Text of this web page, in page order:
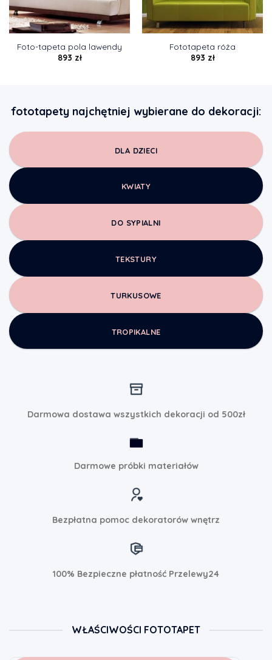
Foto-tapeta pola lawendy
893 zł
Fototapeta róża
893 zł
fototapety najchętniej wybierane do dekoracji:
DLA DZIECI
KWIATY
DO SYPIALNI
TEKSTURY
TURKUSOWE
TROPIKALNE
Darmowa dostawa wszystkich dekoracji od 500zł
Darmowe próbki materiałów
Bezpłatna pomoc dekoratorów wnętrz
100% Bezpieczne płatność Przelewy24
WŁAŚCIWOŚCI FOTOTAPET